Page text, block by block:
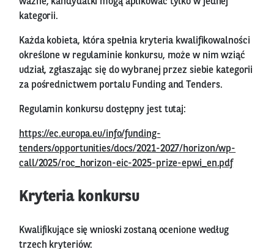
kategorii.
Każda kobieta, która spełnia kryteria kwalifikowalności
określone w regulaminie konkursu, może w nim wziąć
udział, zgłaszając się do wybranej przez siebie kategorii
za pośrednictwem portalu Funding and Tenders.
Regulamin konkursu dostępny jest tutaj:
https://ec.europa.eu/info/funding-
tenders/opportunities/docs/2021-2027/horizon/wp-
call/2025/roc_horizon-eic-2025-prize-epwi_en.pdf
Kryteria konkursu
Kwalifikujące się wnioski zostaną ocenione według
trzech kryteriów: